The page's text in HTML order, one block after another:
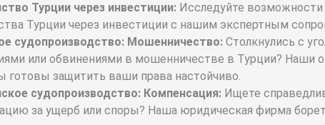
Турции через инвестиции: Исследуйте возможности
Турции через инвестиции с нашим экспертным
судопроизводство: Мошенничество: Столкнулись с
или обвинениями в мошенничестве в Турции? Наши
готовы защитить ваши права настойчиво.
судопроизводство: Компенсация: Ищете
за ущерб или споры? Наша юридическая фирма